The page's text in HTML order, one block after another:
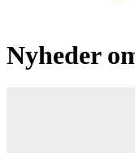
Nyheder